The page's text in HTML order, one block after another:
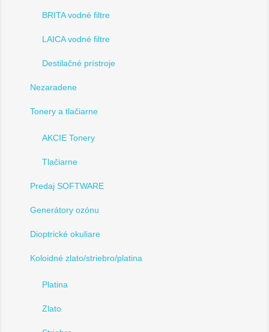
BRITA vodné filtre
LAICA vodné filtre
Destilačné prístroje
Nezaradene
Tonery a tlačiarne
AKCIE Tonery
Tlačiarne
Predaj SOFTWARE
Generátory ozónu
Dioptrické okuliare
Koloidné zlato/striebro/platina
Platina
Zlato